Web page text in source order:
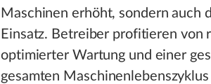
Maschinen erhöht, sondern auch
Einsatz. Betreiber profitieren von
optimierter Wartung und einer
gesamten